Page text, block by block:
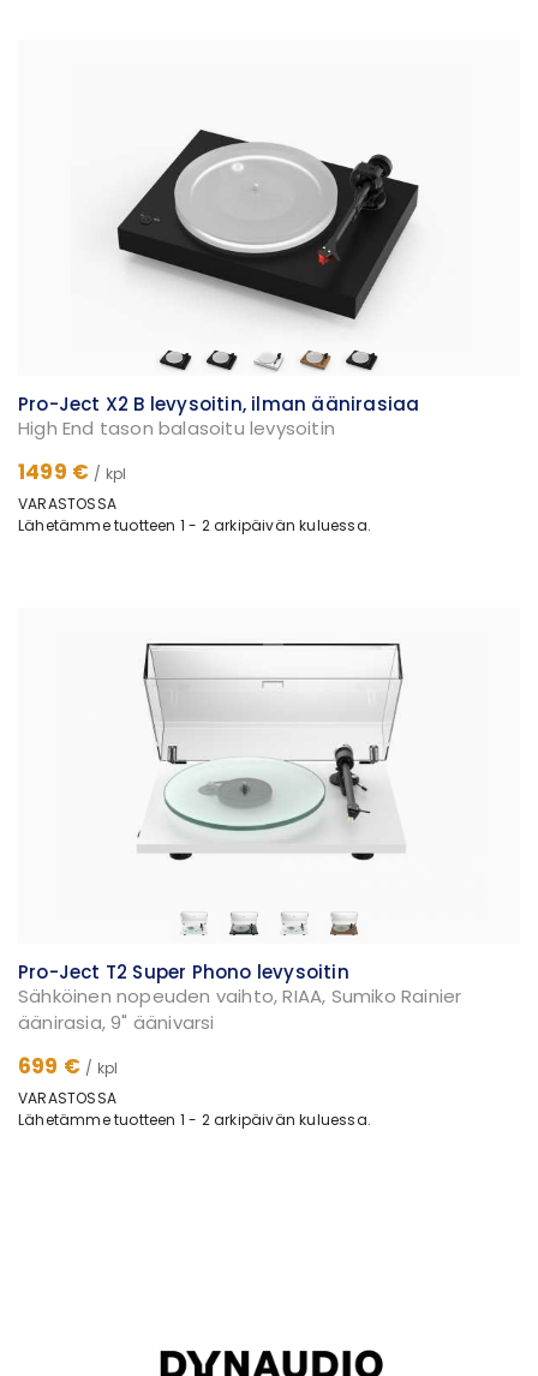
Pro-Ject X2 B levysoitin, ilman äänirasiaa
High End tason balasoitu levysoitin
1499 € / kpl
VARASTOSSA
Lähetämme tuotteen 1 - 2 arkipäivän kuluessa.
Pro-Ject T2 Super Phono levysoitin
Sähköinen nopeuden vaihto, RIAA, Sumiko Rainier
äänirasia, 9" äänivarsi
699 € / kpl
VARASTOSSA
Lähetämme tuotteen 1 - 2 arkipäivän kuluessa.